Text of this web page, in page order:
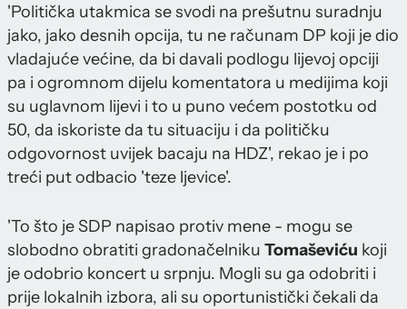
'Politička utakmica se svodi na prešutnu suradnju
jako, jako desnih opcija, tu ne računam DP koji je dio
vladajuće većine, da bi davali podlogu lijevoj opciji
pa i ogromnom dijelu komentatora u medijima koji
su uglavnom lijevi i to u puno većem postotku od
50, da iskoriste da tu situaciju i da političku
odgovornost uvijek bacaju na HDZ', rekao je i po
treći put odbacio 'teze ljevice'.
'To što je SDP napisao protiv mene - mogu se
slobodno obratiti gradonačelniku Tomaševiću koji
je odobrio koncert u srpnju. Mogli su ga odobriti i
prije lokalnih izbora, ali su oportunistički čekali da